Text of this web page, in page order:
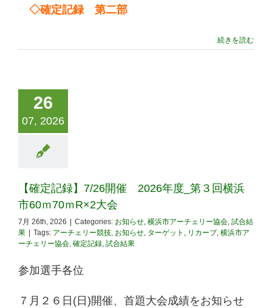
◇確定記録 第二部
続きを読む
26
07, 2026
【確定記録】7/26開催 2026年度_第３回横浜
市60ｍ70ｍR×2大会
7月 26th, 2026 Categories: お知らせ, 横浜市アーチェリー協会, 試合結
果
Tags: アーチェリー競技, お知らせ, ターゲット , リカーブ, 横浜市ア
ーチェリー協会, 確定記録, 試合結果
参加選手各位
７月２６日(日)開催、首題大会成績をお知らせ